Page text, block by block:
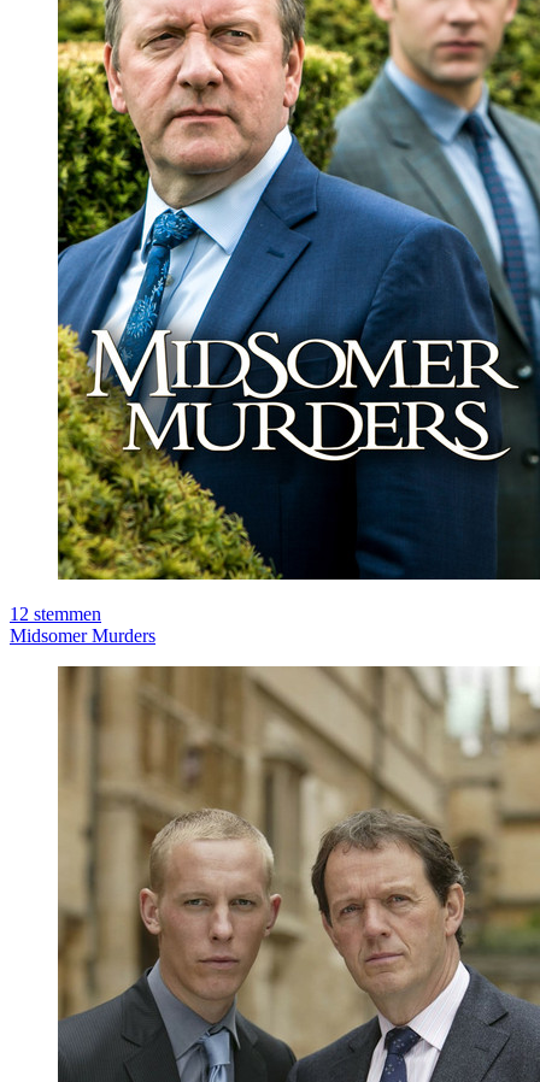
12 stemmen
Midsomer Murders